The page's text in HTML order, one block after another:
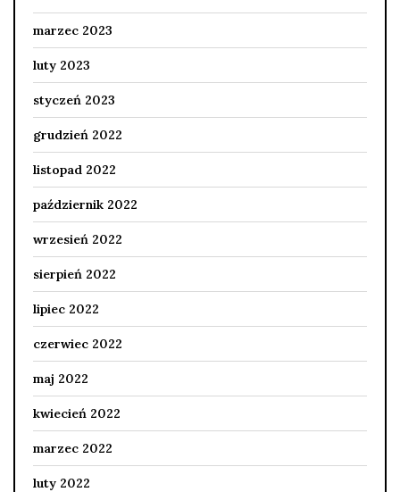
marzec 2023
luty 2023
styczeń 2023
grudzień 2022
listopad 2022
październik 2022
wrzesień 2022
sierpień 2022
lipiec 2022
czerwiec 2022
maj 2022
kwiecień 2022
marzec 2022
luty 2022